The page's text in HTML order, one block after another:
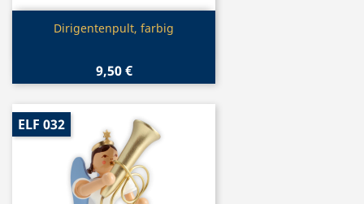
Vorschau
Dirigentenpult, farbig
9,50 €
ELF 032